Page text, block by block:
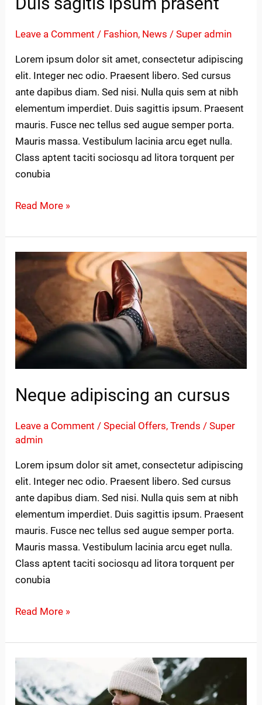
Leave a Comment / Fashion, News /Super admin
Lorem ipsum dolor sit amet, consectetur adipiscing
elit. Integer nec odio. Praesent libero. Sed cursus
ante dapibus diam. Sed nisi. Nulla quis sem at nibh
elementum imperdiet. Duis sagittis ipsum. Praesent
mauris. Fusce nec tellus sed augue semper porta.
Mauris massa. Vestibulum lacinia arcu eget nulla.
Class aptent taciti sociosqu ad litora torquent per
conubia
Read More »
Neque adipiscing an cursus
Leave a Comment /Special Offers,Trends /Super
admin
Lorem ipsum dolor sit amet, consectetur adipiscing
elit. Integer nec odio. Praesent libero. Sed cursus
ante dapibus diam. Sed nisi. Nulla quis sem at nibh
elementum imperdiet. Duis sagittis ipsum. Praesent
mauris. Fusce nec tellus sed augue semper porta.
Mauris massa. Vestibulum lacinia arcu eget nulla.
Class aptent taciti sociosqu ad litora torquent per
conubia
Neque
adipiscing
cursus
Read More »
Litora
torqent
per